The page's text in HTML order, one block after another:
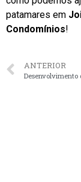
patamares em
Condomínios!
ANTERIOR